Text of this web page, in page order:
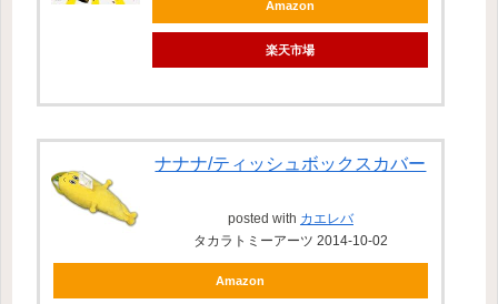
Amazon
楽天市場
ナナナ/ティッシュボックスカバー
posted with カエレバ
タカラトミーアーツ 2014-10-02
Amazon